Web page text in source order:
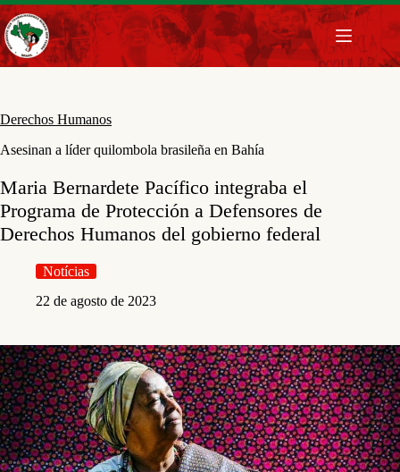
Pular
para
o
conteúdo
Derechos Humanos
Asesinan a líder quilombola brasileña en Bahía
Maria Bernardete Pacífico integraba el
Programa de Protección a Defensores de
Derechos Humanos del gobierno federal
Notícias
22 de agosto de 2023